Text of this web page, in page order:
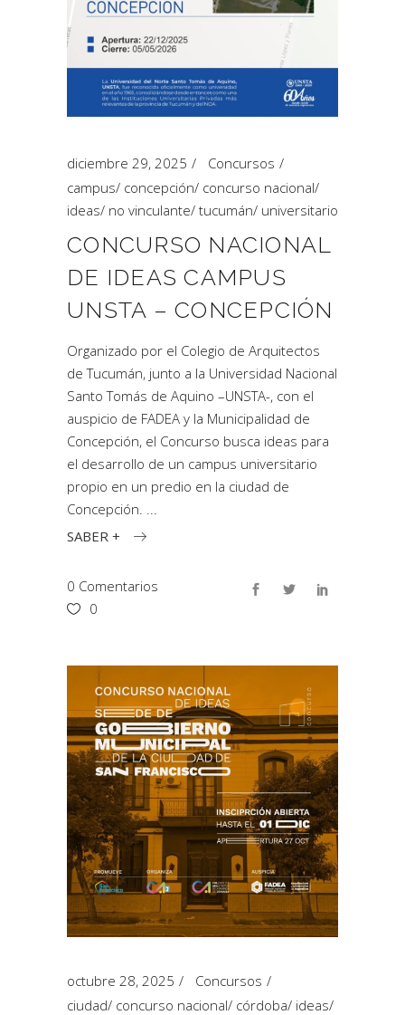
diciembre 29, 2025
Concursos
campus/ concepción/ concurso nacional/
ideas/ no vinculante/ tucumán/ universitario
CONCURSO NACIONAL
DE IDEAS CAMPUS
UNSTA – CONCEPCIÓN
Organizado por el Colegio de Arquitectos
de Tucumán, junto a la Universidad Nacional
Santo Tomás de Aquino –UNSTA-, con el
auspicio de FADEA y la Municipalidad de
Concepción, el Concurso busca ideas para
el desarrollo de un campus universitario
propio en un predio en la ciudad de
Concepción.
SABER +
0 Comentarios
0
octubre 28, 2025
Concursos
ciudad/ concurso nacional/ córdoba/ ideas/